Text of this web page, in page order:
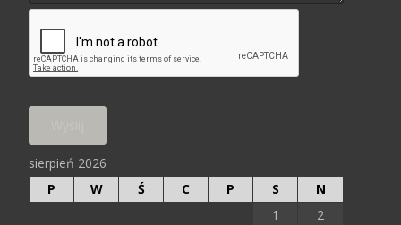
sierpień 2026
P
W Ś C P S N
1
2